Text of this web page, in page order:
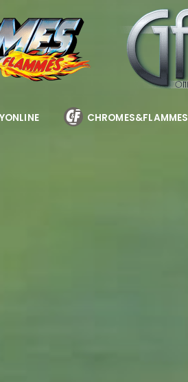
CHROMES&FLAMMES